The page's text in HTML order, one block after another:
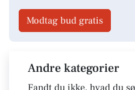
Modtag bud gratis
Andre kategorier
Fandt du ikke, hvad du